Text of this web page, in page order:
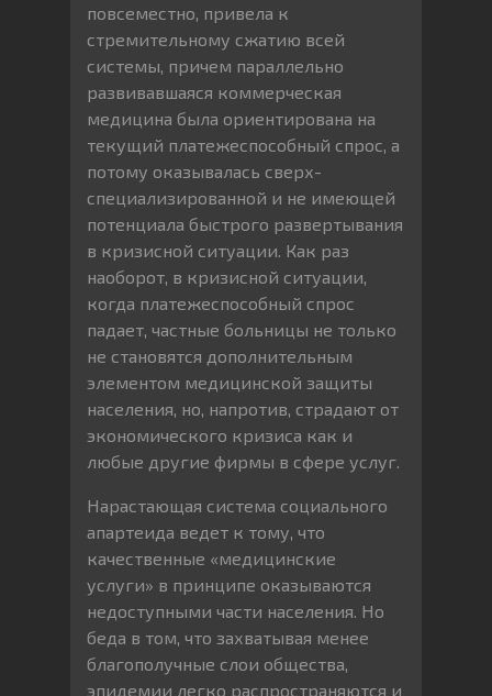
повсеместно, привела к
стремительному сжатию всей
системы, причем параллельно
развивавшаяся коммерческая
медицина была ориентирована на
текущий платежеспособный спрос, а
потому оказывалась сверх-
специализированной и не имеющей
потенциала быстрого развертывания
в кризисной ситуации. Как раз
наоборот, в кризисной ситуации,
когда платежеспособный спрос
падает, частные больницы не только
не становятся дополнительным
элементом медицинской защиты
населения, но, напротив, страдают от
экономического кризиса как и
любые другие фирмы в сфере услуг.
Нарастающая система социального
апартеида ведет к тому, что
качественные «медицинские
услуги» в принципе оказываются
недоступными части населения. Но
беда в том, что захватывая менее
благополучные слои общества,
эпидемии легко распространяются и